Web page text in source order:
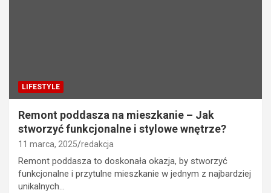
LIFESTYLE
Remont poddasza na mieszkanie – Jak
stworzyć funkcjonalne i stylowe wnętrze?
11 marca, 2025 redakcja
Remont poddasza to doskonała okazja, by stworzyć
funkcjonalne i przytulne mieszkanie w jednym z najbardziej
unikalnych…